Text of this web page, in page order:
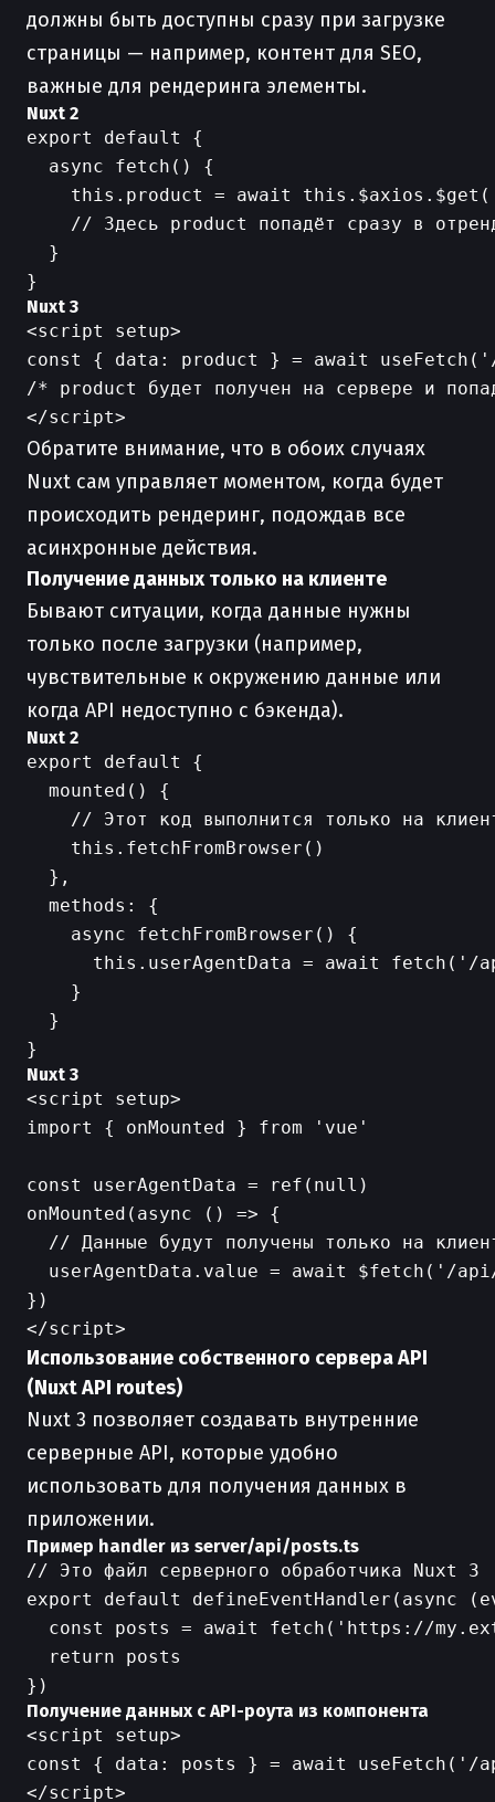
должны быть доступны сразу при загрузке
страницы — например, контент для SEO,
важные для рендеринга элементы.
Nuxt 2
export default {
  async fetch() {
this.product = await
// Здесь product попадёт сразу в
  }
Nuxt 3
<script setup>
const { data: product } = await
/* product будет получен на сервере и
Обратите внимание, что в обоих случаях
Nuxt сам управляет моментом, когда будет
происходить рендеринг, подождав все
асинхронные действия.
Получение данных только на клиенте
Бывают ситуации, когда данные нужны
только после загрузки (например,
чувствительные к окружению данные или
когда API недоступно с бэкенда).
Nuxt 2
export default {
  mounted() {
// Этот код выполнится только на
    this.fetchFromBrowser()
  },
  methods: {
    async fetchFromBrowser() {
this.userAgentData = await fetch('/
    }
  }
Nuxt 3
<script setup>
import { onMounted } from 'vue'
const userAgentData = ref(null)
onMounted(async () => {
// Данные будут получены только на
userAgentData.value = await $fetch('/
})
Использование собственного сервера API
(Nuxt API routes)
Nuxt 3 позволяет создавать внутренние
серверные API, которые удобно
использовать для получения данных в
приложении.
Пример handler из server/api/posts.ts
// Это файл серверного обработчика Nuxt 3
export default defineEventHandler(async
const posts = await fetch('https://
  return posts
Получение данных с API-роута из компонента
<script setup>
const { data: posts } = await useFetch('/